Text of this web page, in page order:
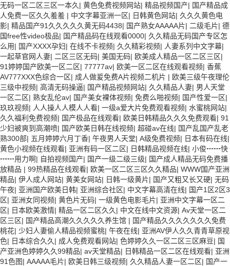
无码一区二区三区一本久 | 黄色免费视频网站| 精品视频国产| 国产精品成
人免费一区久久羞羞 | 中文字幕亚洲一区| 日韩黄色网站| 久久久黄色电
影| 精品国产91久久久久久黄无码4438| 国产熟女AAAAA片| 二级毛片| 德
国free性video极品| 国产精品码在线观看0000| 久久精品无码国产专区怎
么用| 国产XXXX孕妇| 在线不卡视频| 久久精彩视频| 人妻系列中文字幕|
一起草官网人妻| 二区三区无码| 美国无码| 欧美成人精品一区二区三区|
91婷婷国产欧美一区二区| 77777av| 欧美一区二区在线观看视频| 香蕉
AV777XXX色综合一区| 成人做爰免费A片视频二机片 | 欧美三级午夜理伦
三级中视频| 高清无码操逼| 国产精品视频网站| 久久精品人妻| 男人天堂
一区二区| 熟女乱伦av| 国产美女裸体视频| 免费么啪视频| 国产性爱一区|
玖玖视频| 人人操人人模人人看| 一级a爱大片免费观看视频| 水蜜桃网站|
久久福利免费视频| 国产极品在线观看| 欧美日韩精品久久久免费观看| 91
少妇被爽到高潮喷| 国产欧美日韩在线视频| 超碰av在线| 国产乱国产乱老
熟300部| 五月婷婷六月丁香| 午夜男人天堂| A级免费视频| 日本有码在线|
黄色小视频在线观看| 亚洲有码一区二区| 日韩精品视频在线| 小俊┅┅快
┅┅用力啊| 自拍视频国产| 国产一级二级三级| 国产成人精品无码免费播
放精品 | 99热精品在线观看| 欧美一区二区三区久久精品| WWW国产亚洲
精品| 伊人成人网站| 黄美女网站| 日韩一级黄片| 国产又粗又长又硬| 无码
午夜| 亚洲国产欧美日韩| 亚洲综合社区| 中文字幕高清在线| 国产1区2区3
区| 亚洲女同视频| 黄色片无码| 一级黄色电影毛片| 亚洲中文字幕一区二
区| 日本欧美激情| 精品一区二区久久 | 中文在线中文资源| Av天堂一区二
区三区| 国产精品高潮久久久久久养生馆 | 国产精品久久久久久久久免费
桃花| 少妇人妻偷人精品视频蜜桃| 午夜在线| 亚洲AV伊人久久青青草原视
色| 日本综合久久 | 成人免费观看网站| 色婷婷久久一区二区三区麻豆| 国
产亚洲色婷婷久久99精品| av天堂精品| 日韩精品一区二区在线观看| 亚洲
91色图| AAAAA毛片| 欧美日韩三级视频| 久久精品人妻一区二区| 国产一